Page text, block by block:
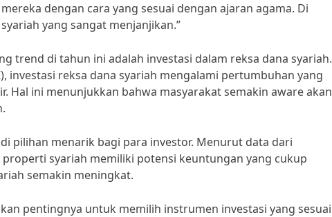
dengan cara yang sesuai dengan ajaran agama. Di
yang sangat menjanjikan.”
trend di tahun ini adalah investasi dalam reksa dana syariah.
investasi reksa dana syariah mengalami pertumbuhan yang
Hal ini menunjukkan bahwa masyarakat semakin aware akan
pilihan menarik bagi para investor. Menurut data dari
properti syariah memiliki potensi keuntungan yang cukup
semakin meningkat.
pentingnya untuk memilih instrumen investasi yang sesuai